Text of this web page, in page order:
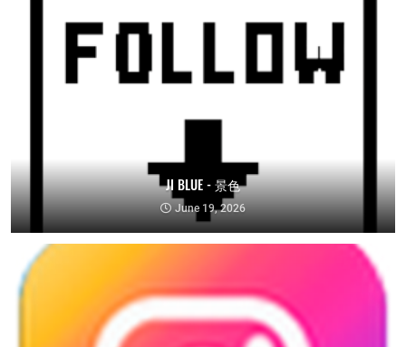
JI BLUE - 景色
June 19, 2026